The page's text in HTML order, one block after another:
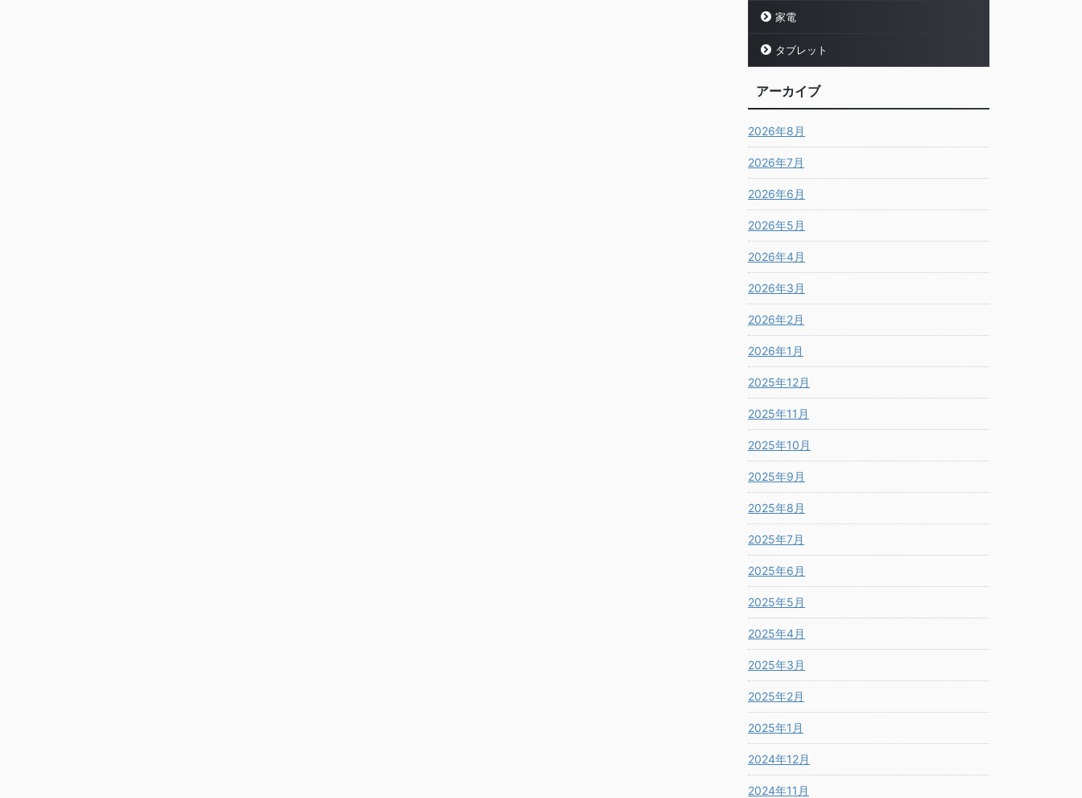
家電
タブレット
アーカイブ
2026年8月
2026年7月
2026年6月
2026年5月
2026年4月
2026年3月
2026年2月
2026年1月
2025年12月
2025年11月
2025年10月
2025年9月
2025年8月
2025年7月
2025年6月
2025年5月
2025年4月
2025年3月
2025年2月
2025年1月
2024年12月
2024年11月